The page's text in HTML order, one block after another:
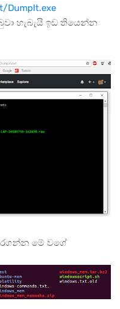
DumpIt.exe
හැබැයි ඉඩ තියෙන්න
මේ වගේ